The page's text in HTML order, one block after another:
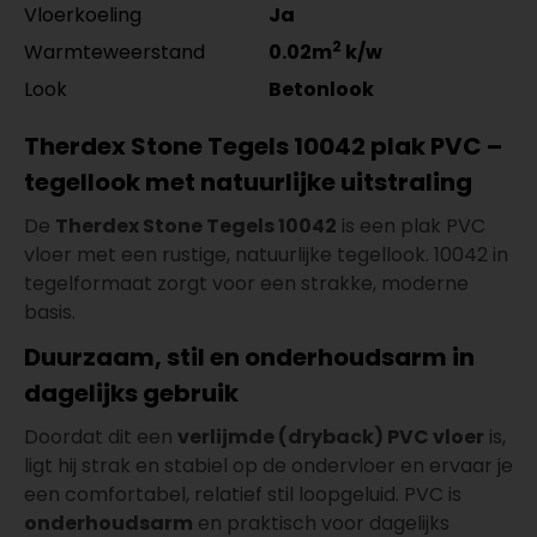
Vloerkoeling
Ja
Warmteweerstand
0.02m2 k/w
Look
Betonlook
Therdex Stone Tegels 10042 plak PVC –
tegellook met natuurlijke uitstraling
De Therdex Stone Tegels 10042 is een plak PVC
vloer met een rustige, natuurlijke tegellook. 10042 in
tegelformaat zorgt voor een strakke, moderne
basis.
Duurzaam, stil en onderhoudsarm in
dagelijks gebruik
Doordat dit een verlijmde (dryback) PVC vloer is,
ligt hij strak en stabiel op de ondervloer en ervaar je
een comfortabel, relatief stil loopgeluid. PVC is
onderhoudsarm en praktisch voor dagelijks